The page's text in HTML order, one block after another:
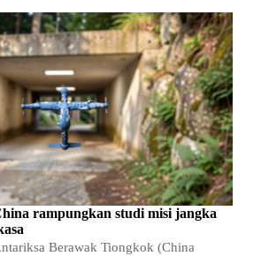
rampungkan studi misi jangka
Berawak Tiongkok (China